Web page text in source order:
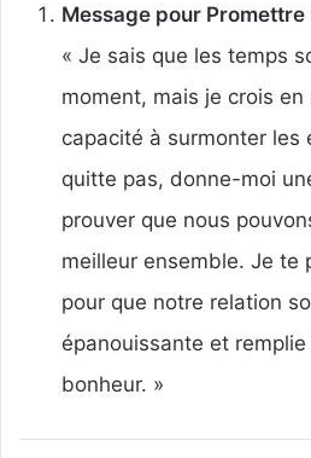
Message pour Promettre
« Je sais que les temps
moment, mais je crois
capacité à surmonter les
quitte pas, donne-moi
prouver que nous
meilleur ensemble. Je te
pour que notre relation
épanouissante et remplie
bonheur. »